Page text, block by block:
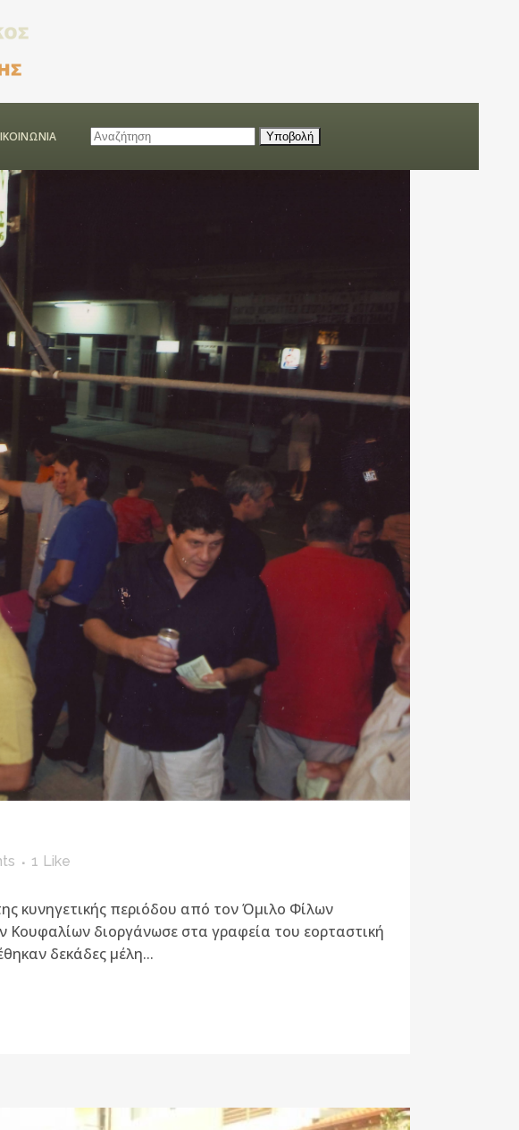
1 Like
κυνηγετικής περιόδου από τον Όμιλο Φίλων
διοργάνωσε στα γραφεία του εορταστική
δεκάδες μέλη...